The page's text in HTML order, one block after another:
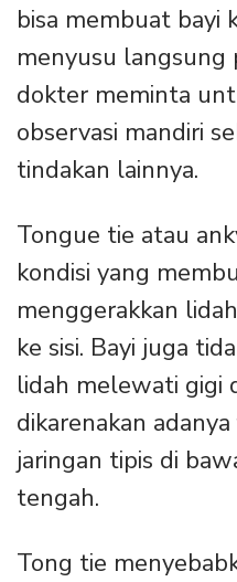
bisa membuat bayi
menyusu langsung
dokter meminta
observasi mandiri
tindakan lainnya.
Tongue tie atau
kondisi yang
menggerakkan
ke sisi. Bayi juga
lidah melewati gigi
dikarenakan
jaringan tipis di
tengah.
Tong tie